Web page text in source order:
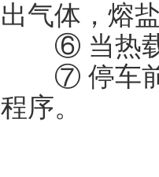
出气体，熔
⑥ 当热载
⑦ 停车前
程序。